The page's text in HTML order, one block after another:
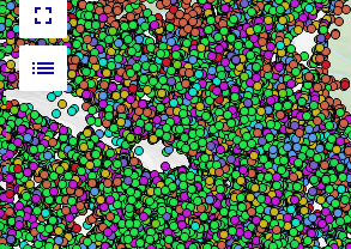
fullscreen
list